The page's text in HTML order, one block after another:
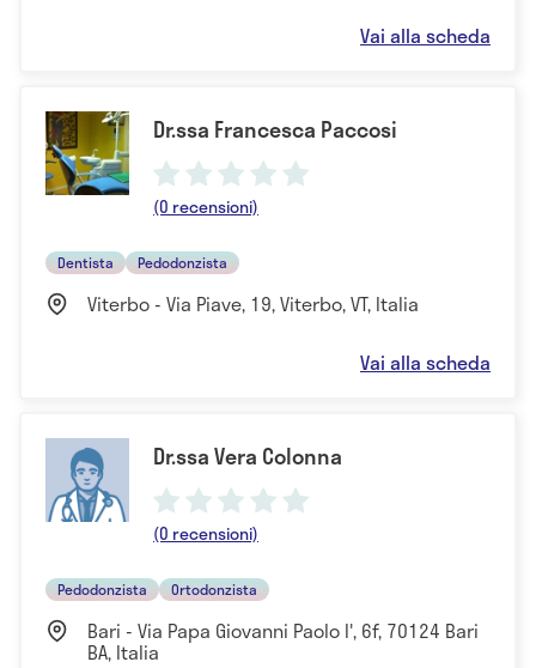
Vai alla scheda
Dr.ssa Francesca Paccosi
(0 recensioni)
Dentista Pedodonzista
Viterbo - Via Piave, 19, Viterbo, VT, Italia
Vai alla scheda
Dr.ssa Vera Colonna
(0 recensioni)
Pedodonzista Ortodonzista
Bari - Via Papa Giovanni Paolo I', 6f, 70124 Bari
BA, Italia